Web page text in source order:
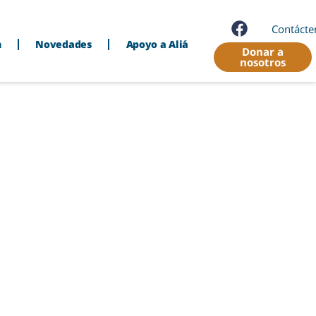
Novedades Apoyo a Aliá
Donar a
nosotros